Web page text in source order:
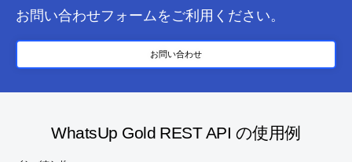
お問い合わせフォームをご利用ください。
お問い合わせ
WhatsUp Gold REST API の使用例